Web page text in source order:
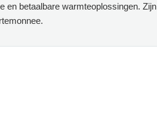
en betaalbare warmteoplossingen. Zijn